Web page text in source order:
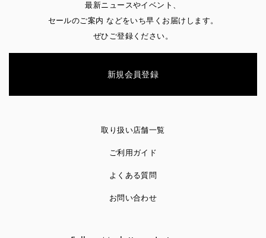
最新ニュースやイベント、
セールのご案内 などをいち早くお届けします。
ぜひご登録ください。
新規会員登録
取り扱い店舗一覧
ご利用ガイド
よくある質問
お問い合わせ